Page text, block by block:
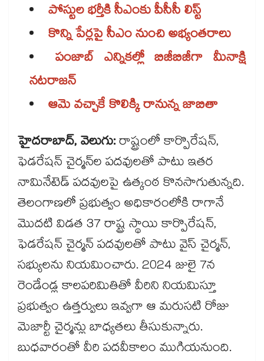
పోస్టుల భర్తీకి సీఎంకు పీసీసీ లిస్ట్
కొన్ని పేర్లపై సీఎం నుంచి అభ్యంతరాలు
పంజాబ్ ఎన్నికల్లో బిజీబిజీగా మీనాక్షి
నటరాజన్
ఆమె వచ్చాకే కొలిక్కి రానున్న జాబితా
హైదరాబాద్, వెలుగు:రాష్ట్రంలో కార్పొరేషన్,
ఫెడరేషన్ చైర్మన్‌‌ల పదవులతో పాటు ఇతర
నామినేటెడ్ పదవులపై ఉత్కంఠ కొనసాగుతున్నది.
తెలంగాణలో ప్రభుత్వం అధికారంలోకి రాగానే
మొదటి విడత 37 రాష్ట్ర స్థాయి కార్పొరేషన్,
ఫెడరేషన్ చైర్మన్ పదవులతో పాటు వైస్ చైర్మన్,
సభ్యులను నియమించారు. 2024 జులై 7న
రెండేండ్ల కాలపరిమితితో వీరిని నియమిస్తూ
ప్రభుత్వం ఉత్తర్వులు ఇవ్వగా ఆ మరుసటి రోజు
మెజార్టీ చైర్మన్లు బాధ్యతలు తీసుకున్నారు.
బుధవారంతో వీరి పదవీకాలం ముగియనుంది.